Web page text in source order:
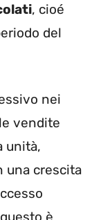
, cioé
del
nei
vendite
unità,
una crescita